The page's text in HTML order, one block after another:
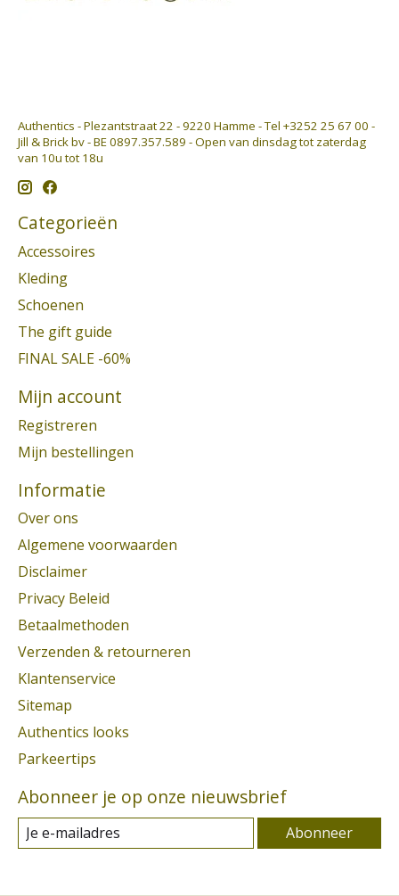
Authentics - Plezantstraat 22 - 9220 Hamme - Tel +3252 25 67 00 -
Jill & Brick bv - BE 0897.357.589 - Open van dinsdag tot zaterdag
van 10u tot 18u
Categorieën
Accessoires
Kleding
Schoenen
The gift guide
FINAL SALE -60%
Mijn account
Registreren
Mijn bestellingen
Informatie
Over ons
Algemene voorwaarden
Disclaimer
Privacy Beleid
Betaalmethoden
Verzenden & retourneren
Klantenservice
Sitemap
Authentics looks
Parkeertips
Abonneer je op onze nieuwsbrief
Abonneer